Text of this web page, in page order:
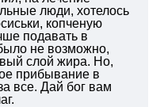
люди, хотелось
копченую
подавать в
не возможно,
слой жира. Но,
прибывание в
все. Дай бог вам